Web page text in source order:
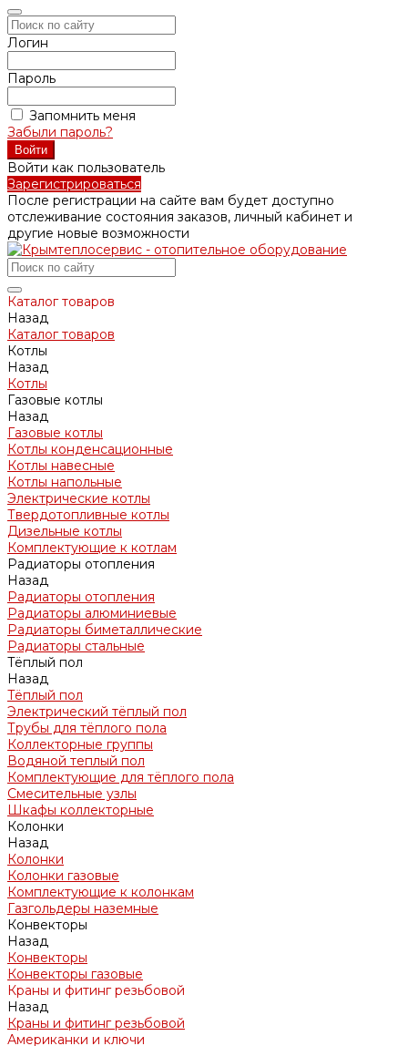
Логин
Пароль
Запомнить меня
Забыли пароль?
Войти как пользователь
Зарегистрироваться
После регистрации на сайте вам будет доступно
отслеживание состояния заказов, личный кабинет и
другие новые возможности
Каталог товаров
Назад
Каталог товаров
Котлы
Назад
Котлы
Газовые котлы
Назад
Газовые котлы
Котлы конденсационные
Котлы навесные
Котлы напольные
Электрические котлы
Твердотопливные котлы
Дизельные котлы
Комплектующие к котлам
Радиаторы отопления
Назад
Радиаторы отопления
Радиаторы алюминиевые
Радиаторы биметаллические
Радиаторы стальные
Тёплый пол
Назад
Тёплый пол
Электрический тёплый пол
Трубы для тёплого пола
Коллекторные группы
Водяной теплый пол
Комплектующие для тёплого пола
Смесительные узлы
Шкафы коллекторные
Колонки
Назад
Колонки
Колонки газовые
Комплектующие к колонкам
Газгольдеры наземные
Конвекторы
Назад
Конвекторы
Конвекторы газовые
Краны и фитинг резьбовой
Назад
Краны и фитинг резьбовой
Американки и ключи